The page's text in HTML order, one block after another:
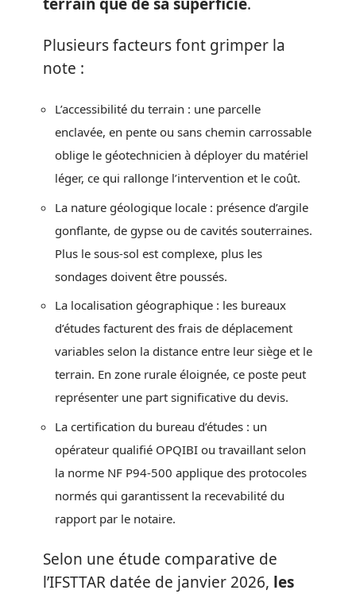
Plusieurs facteurs font grimper la
note :
L’accessibilité du terrain : une parcelle
enclavée, en pente ou sans chemin carrossable
oblige le géotechnicien à déployer du matériel
léger, ce qui rallonge l’intervention et le coût.
La nature géologique locale : présence d’argile
gonflante, de gypse ou de cavités souterraines.
Plus le sous-sol est complexe, plus les
sondages doivent être poussés.
La localisation géographique : les bureaux
d’études facturent des frais de déplacement
variables selon la distance entre leur siège et le
terrain. En zone rurale éloignée, ce poste peut
représenter une part significative du devis.
La certification du bureau d’études : un
opérateur qualifié OPQIBI ou travaillant selon
la norme NF P94-500 applique des protocoles
normés qui garantissent la recevabilité du
rapport par le notaire.
Selon une étude comparative de
l’IFSTTAR datée de janvier 2026, les